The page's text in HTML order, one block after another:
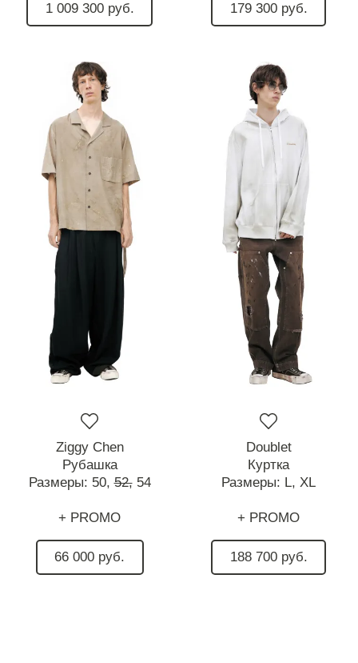
1 009 300 руб. 179 300 руб.
Ziggy Chen
Рубашка
Размеры: 50, 52, 54
+ PROMO
66 000 руб.
Doublet
Куртка
Размеры: L, XL
+ PROMO
188 700 руб.